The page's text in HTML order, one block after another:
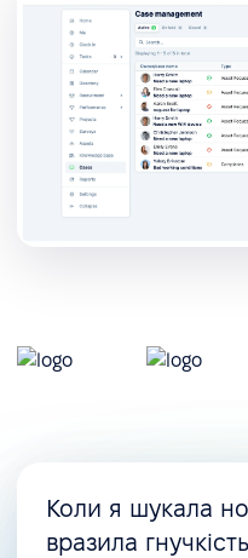
Коли я шукала
вразила